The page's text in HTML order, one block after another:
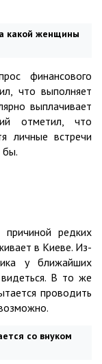
какой женщины
финансового
что выполняет
выплачивает
отметил, что
личные встречи
бы.
редких
в Киеве. Из-
у ближайших
В то же
проводить
со внуком